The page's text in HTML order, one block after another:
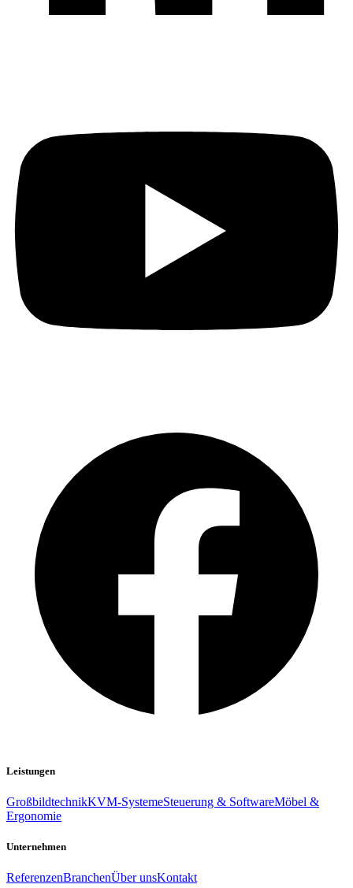
Leistungen
GroßbildtechnikKVM-SystemeSteuerung & SoftwareMöbel &
Ergonomie
Unternehmen
ReferenzenBranchenÜber unsKontakt